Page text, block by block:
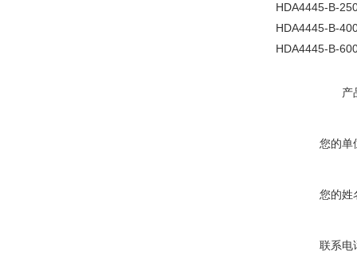
HDA4445-B-
HDA4445-B-
HDA4445-B-
产
您的单
您的姓
联系电